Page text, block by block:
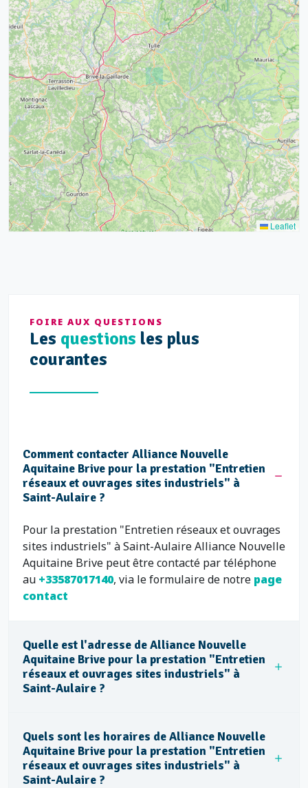
4
15
21
14
32
39
52 68
43
Leaflet
FOIRE AUX QUESTIONS
Les questions les plus
courantes
Comment contacter Alliance Nouvelle
Aquitaine Brive pour la prestation "Entretien
réseaux et ouvrages sites industriels" à
Saint-Aulaire ?
Pour la prestation "Entretien réseaux et ouvrages
sites industriels" à Saint-Aulaire Alliance Nouvelle
Aquitaine Brive peut être contacté par téléphone
au +33587017140, via le formulaire de notre page
contact
Quelle est l'adresse de Alliance Nouvelle
Aquitaine Brive pour la prestation "Entretien
réseaux et ouvrages sites industriels" à
Saint-Aulaire ?
Quels sont les horaires de Alliance Nouvelle
Aquitaine Brive pour la prestation "Entretien
réseaux et ouvrages sites industriels" à
Saint-Aulaire ?